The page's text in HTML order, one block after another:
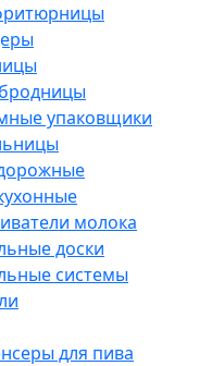
упаковщики
молока
доски
системы
для пива